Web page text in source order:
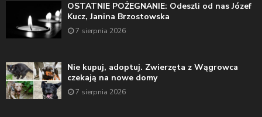
OSTATNIE POŻEGNANIE: Odeszli od nas Józef
Kucz, Janina Brzostowska
7 sierpnia 2026
Nie kupuj, adoptuj. Zwierzęta z Wągrowca
czekają na nowe domy
7 sierpnia 2026